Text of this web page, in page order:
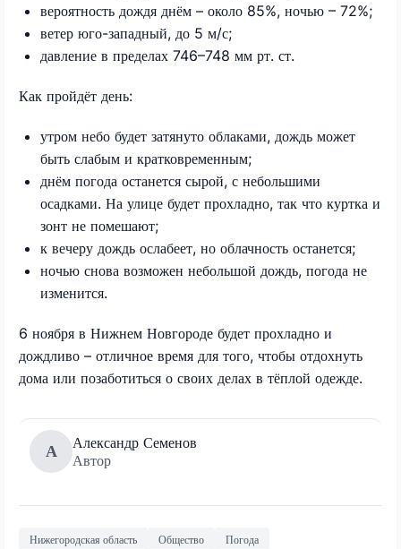
вероятность дождя днём – около 85%, ночью – 72%;
ветер юго-западный, до 5 м/с;
давление в пределах 746–748 мм рт. ст.
Как пройдёт день:
утром небо будет затянуто облаками, дождь может
быть слабым и кратковременным;
днём погода останется сырой, с небольшими
осадками. На улице будет прохладно, так что куртка и
зонт не помешают;
к вечеру дождь ослабеет, но облачность останется;
ночью снова возможен небольшой дождь, погода не
изменится.
6 ноября в Нижнем Новгороде будет прохладно и
дождливо – отличное время для того, чтобы отдохнуть
дома или позаботиться о своих делах в тёплой одежде.
А
Александр Семенов
Автор
Нижегородская область Общество Погода